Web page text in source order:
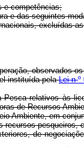
e competências;
das seguintes
excluídas
observados
instituída pelaLei nº
relativos às
de Recursos
Ambiente, em
de